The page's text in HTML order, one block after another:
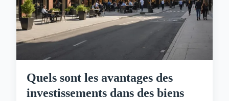
Quels sont les avantages des
investissements dans des biens